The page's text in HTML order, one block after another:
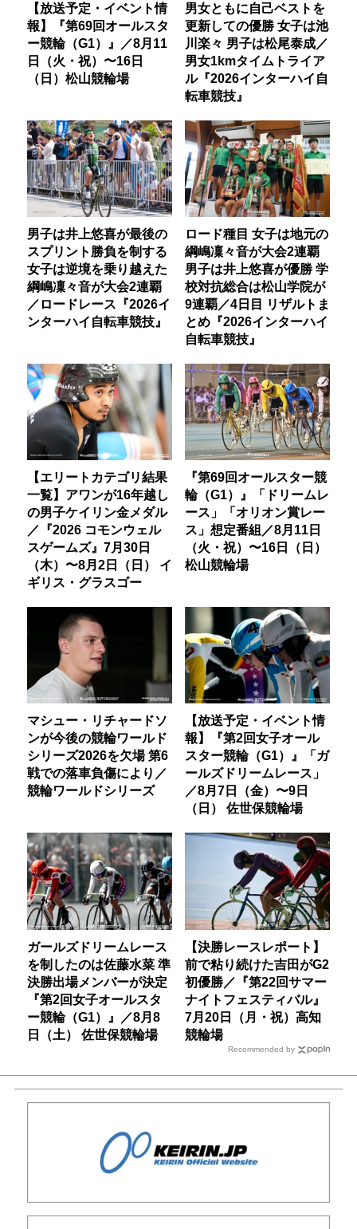
【放送予定・イベント情
報】『第69回オールスタ
ー競輪（G1）』／8月11
日（火・祝）〜16日
（日）松山競輪場
男女ともに自己ベストを
更新しての優勝 女子は池
川楽々 男子は松尾泰成／
男女1kmタイムトライア
ル『2026インターハイ自
転車競技』
男子は井上悠喜が最後の
スプリント勝負を制する
女子は逆境を乗り越えた
綱嶋凜々音が大会2連覇
／ロードレース『2026イ
ンターハイ自転車競技』
ロード種目 女子は地元の
綱嶋凜々音が大会2連覇
男子は井上悠喜が優勝 学
校対抗総合は松山学院が
9連覇／4日目 リザルトま
とめ『2026インターハイ
自転車競技』
【エリートカテゴリ結果
一覧】アワンが16年越し
の男子ケイリン金メダル
／『2026 コモンウェル
スゲームズ』7月30日
（木）〜8月2日（日） イ
ギリス・グラスゴー
『第69回オールスター競
輪（G1）』「ドリームレ
ース」「オリオン賞レー
ス」想定番組／8月11日
（火・祝）〜16日（日）
松山競輪場
マシュー・リチャードソ
ンが今後の競輪ワールド
シリーズ2026を欠場 第6
戦での落車負傷により／
競輪ワールドシリーズ
【放送予定・イベント情
報】『第2回女子オール
スター競輪（G1）』「ガ
ールズドリームレース」
／8月7日（金）〜9日
（日） 佐世保競輪場
ガールズドリームレース
を制したのは佐藤水菜 準
決勝出場メンバーが決定
『第2回女子オールスタ
ー競輪（G1）』／8月8
日（土） 佐世保競輪場
【決勝レースレポート】
前で粘り続けた吉田がG2
初優勝／『第22回サマー
ナイトフェスティバル』
7月20日（月・祝）高知
競輪場
Recommended by